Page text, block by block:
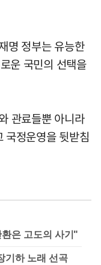
명 정부는 유능한
운 국민의 선택을
관료들뿐 아니라
국정운영을 뒷받침
은 고도의 사기"
기하 노래 선곡